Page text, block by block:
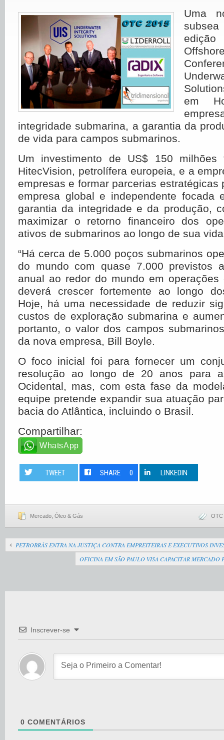
Uma
em
integridade submarina, a garantia da
de vida para campos submarinos.
Um investimento de US$ 150 milhões
HitecVision, petrolífera europeia, e a
empresas e formar parcerias estratégicas
empresa global e independente focada
garantia da integridade e da produção,
maximizar o retorno financeiro dos
ativos de submarinos ao longo de sua
“Há cerca de 5.000 poços submarinos
do mundo com quase 7.000 previstos
anual ao redor do mundo em
deverá crescer fortemente ao longo
Hoje, há uma necessidade de reduzir
custos de exploração submarina e
portanto, o valor dos campos
da nova empresa, Bill Boyle.
O foco inicial foi para fornecer um
resolução ao longo de 20 anos para
Ocidental, mas, com esta fase da
equipe pretende expandir sua atuação
bacia do Atlântica, incluindo o Brasil.
Compartilhar:
WhatsApp
TWEET SHARE 0 LINKEDIN
Mercado Óleo & Gás OTC
PETROBRÁS ENTRA NA JUSTIÇA CONTRA EMPREITEIRAS E EXECUTIVOS
OFICINA EM SÃO PAULO VISA CAPACITAR MERCADO
Inscrever-se
0 COMENTÁRIOS